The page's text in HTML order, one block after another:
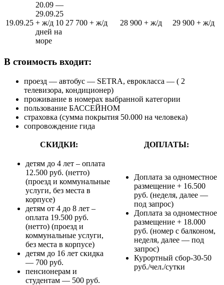
19.09.25
20.09 —
29.09.25
+ ж/д 10
дней на
море
27 700 + ж/д 28 900 + ж/д 29 900 + ж/д
В стоимость входит:
проезд — автобус — SETRA, еврокласса — ( 2
телевизора, кондиционер)
проживание в номерах выбранной категории
пользование БАССЕЙНОМ
страховка (сумма покрытия 50.000 на человека)
сопровождение гида
СКИДКИ: ДОПЛАТЫ:
детям до 4 лет – оплата
12.500 руб. (нетто)
(проезд и коммунальные
услуги, без места в
корпусе)
детям от 4 до 8 лет –
оплата 19.500 руб.
(нетто) (проезд и
коммунальные услуги,
без места в корпусе)
детям до 16 лет скидка
— 700 руб.
пенсионерам и
студентам — 500 руб.
Доплата за одноместное
размещение + 16.500
руб. (неделя, далее —
под запрос)
Доплата за одноместное
размещение + 18.000
руб. (номер с балконом,
неделя, далее — под
запрос)
Курортный сбор-30-50
руб./чел./сутки